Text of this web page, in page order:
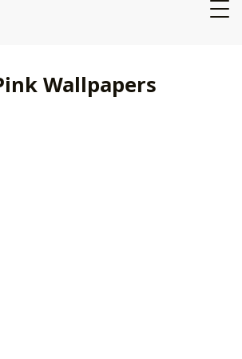
Wallpapers